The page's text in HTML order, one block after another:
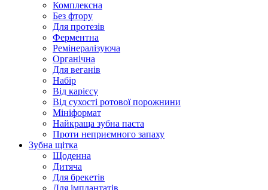
Комплексна
Без фтору
Для протезів
Ферментна
Ремінералізуюча
Органічна
Для веганів
Набір
Від карієсу
Від сухості ротової порожнини
Мініформат
Найкраща зубна паста
Проти неприємного запаху
Зубна щітка
Щоденна
Дитяча
Для брекетів
Для імплантатів